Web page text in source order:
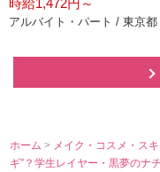
時給1,472円～
アルバイト・パート / 東京都
ホーム > メイク・コスメ・ス
ギ”？学生レイヤー・黒夢のナ